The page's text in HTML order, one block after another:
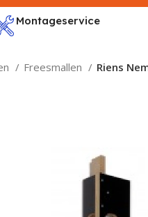
Montageservice
Freesmallen Riens